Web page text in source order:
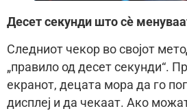
Десет секунди што сè
Следниот чекор во својот
„правило од десет секунди“.
екранот, децата мора да го
дисплеј и да чекаат. Ако